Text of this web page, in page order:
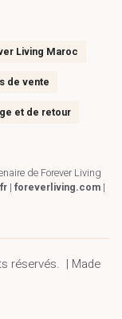
Living Maroc
de vente
et de retour
de Forever Living
| foreverliving.com|
réservés. | Made